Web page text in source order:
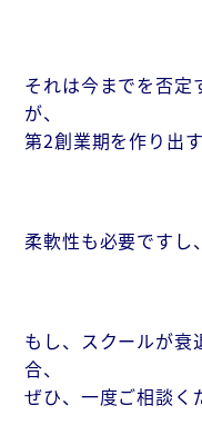
それは今までを否定
が、
第2創業期を作り出
柔軟性も必要ですし
もし、スクールが衰
合、
ぜひ、一度ご相談く